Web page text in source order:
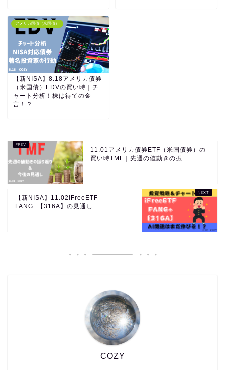
アメリカ国債（米国債）
【新NISA】8.18アメリカ債券
（米国債）EDVの買い時｜チ
ャート分析！株は待ての金
言！？
11.01アメリカ債券ETF（米国債券）の
買い時TMF｜先週の値動きの振...
【新NISA】11.02iFreeETF
FANG+【316A】の見通し...
COZY